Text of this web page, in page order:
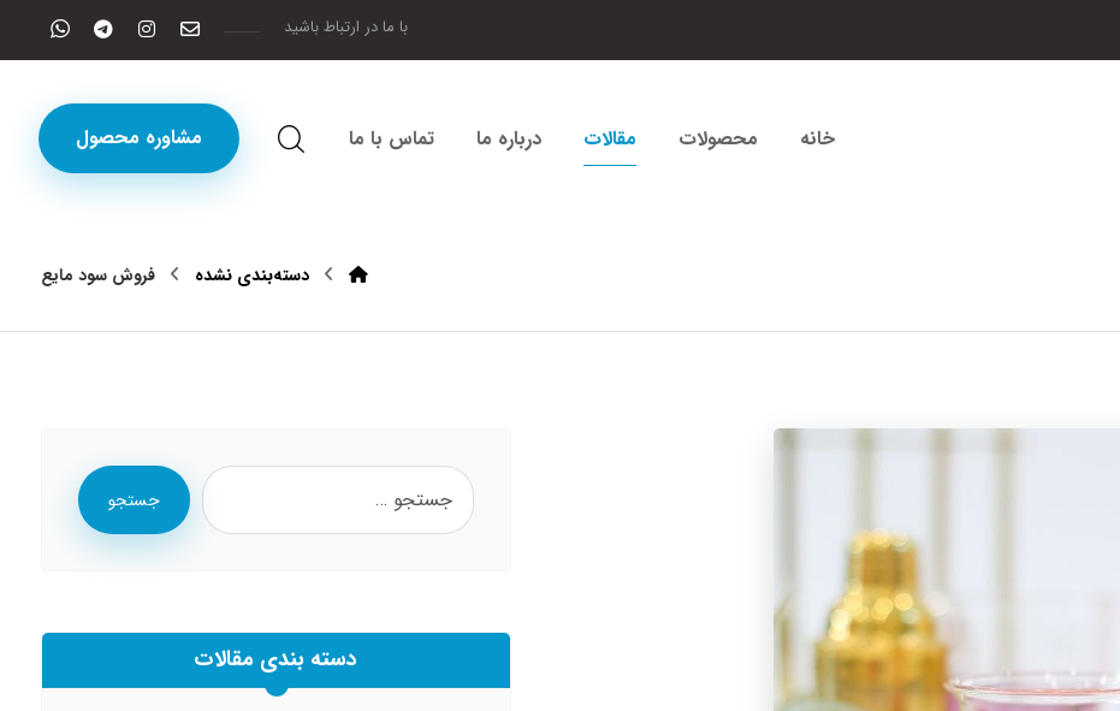
با ما در ارتباط باشید
مشاوره محصول خانه محصولات مقالات درباره ما تماس با ما
دسته‌بندی نشده فروش سود مایع
جستجو
دسته بندی مقالات